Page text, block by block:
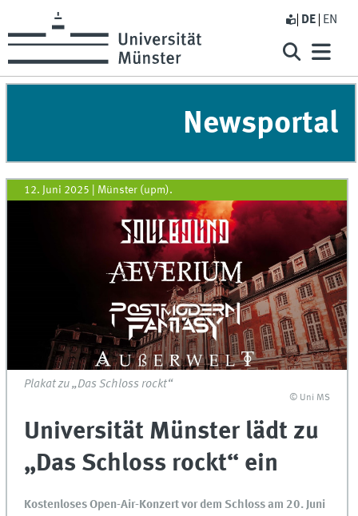
DE EN
Newsportal
12. Juni 2025 Münster (upm).
Plakat zu „Das Schloss rockt“
© Uni MS
Universität Münster lädt zu
„Das Schloss rockt“ ein
Kostenloses Open-Air-Konzert vor dem Schloss am 20. Juni